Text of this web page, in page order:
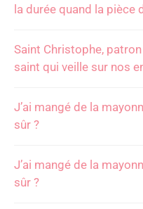
la durée quand la
Saint Christophe, patron
saint qui veille sur nos
J’ai mangé de la
sûr ?
J’ai mangé de la
sûr ?